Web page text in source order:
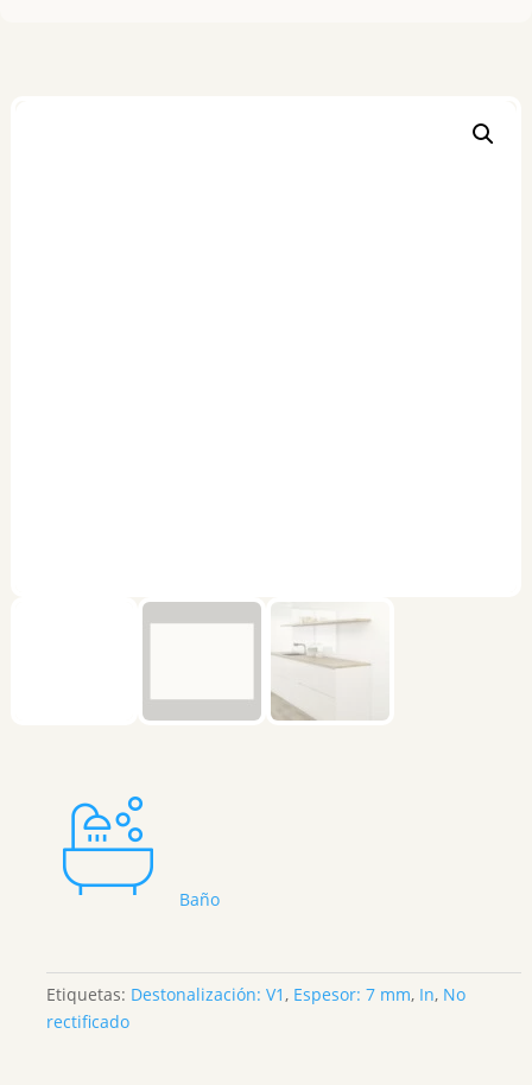
Baño
Etiquetas: Destonalización: V1 , Espesor: 7 mm, In, No
rectificado